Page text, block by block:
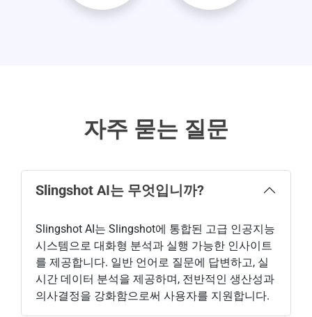
자주 묻는 질문
Slingshot AI는 무엇입니까?
Slingshot AI는 Slingshot에 통합된 고급 인공지능
시스템으로 대화형 분석과 실행 가능한 인사이트
를 제공합니다. 일반 언어로 질문에 답변하고, 실
시간 데이터 분석을 제공하며, 전반적인 생산성과
의사결정을 강화함으로써 사용자를 지원합니다.